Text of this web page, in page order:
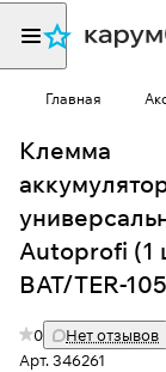
Главная
Клемма
Autoprofi (1
BAT/TER-105
0
Нет отзывов
Арт.346261